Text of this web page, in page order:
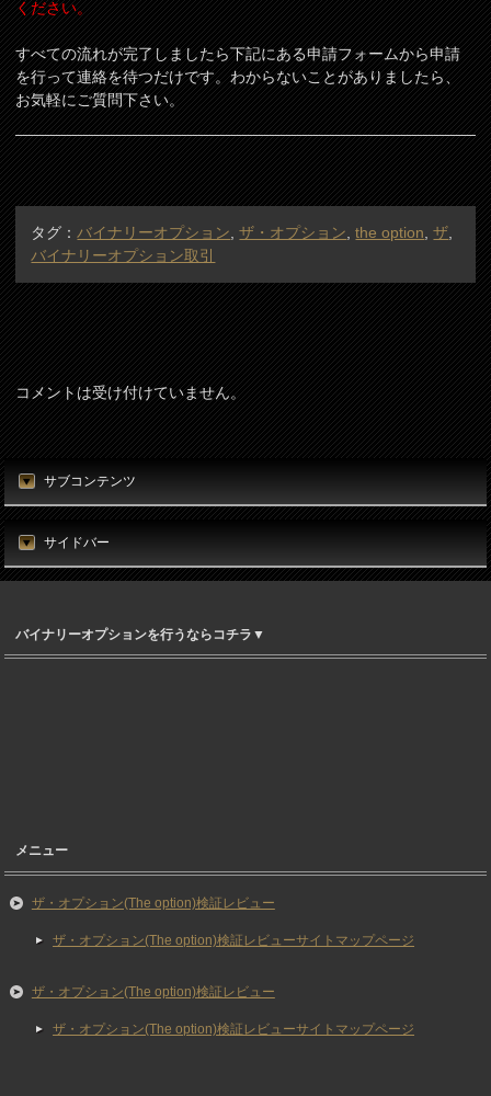
ください。
すべての流れが完了しましたら下記にある申請フォームから申請
を行って連絡を待つだけです。わからないことがありましたら、
お気軽にご質問下さい。
タグ： バイナリーオプション ,ザ・オプション ,the option ,ザ
バイナリーオプション取引
コメントは受け付けていません。
サブコンテンツ
サイドバー
バイナリーオプションを行うならコチラ▼
メニュー
ザ・オプション(The option)検証レビュー
ザ・オプション(The option)検証レビューサイトマップページ
ザ・オプション(The option)検証レビュー
ザ・オプション(The option)検証レビューサイトマップページ